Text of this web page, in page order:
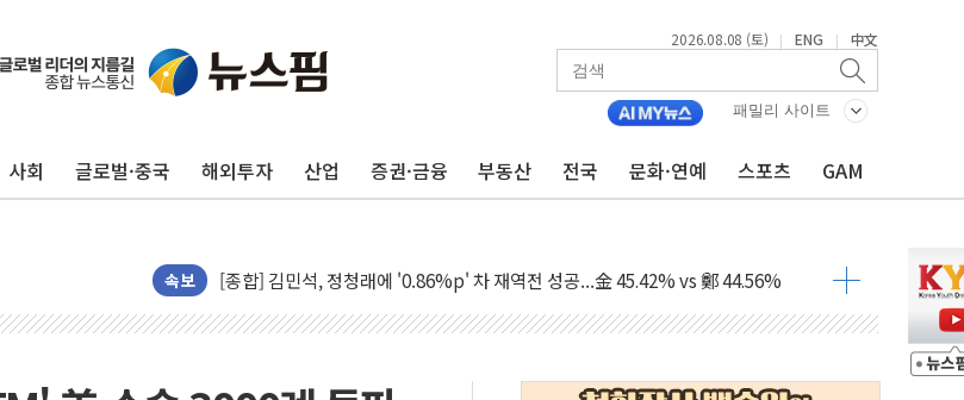
2026.08.08 (토) | ENG | 中文
패밀리 사이트
사회 글로벌·중국 해외투자 산업 증권·금융 부동산 전국 문화·연예 스포츠 GAM
속보
포항시 재난예산 40억 긴급 투입…고수온 양식장 복구·지원 '총력'
인천 합동연설회 나선 송영길·정청래·김민석 당대표 후보
김민석, 2주차 제주·인천 경선서 정청래에 승리...47.75% vs 42.08%
[속보] 민주, 제주·인천 경선 결과 발표...김민석 47.75% 정청래 42.08%